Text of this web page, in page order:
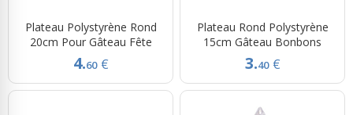
Plateau Polystyrène Rond
20cm Pour Gâteau Fête
4.60 €
Plateau Rond Polystyrène
15cm Gâteau Bonbons
3.40 €